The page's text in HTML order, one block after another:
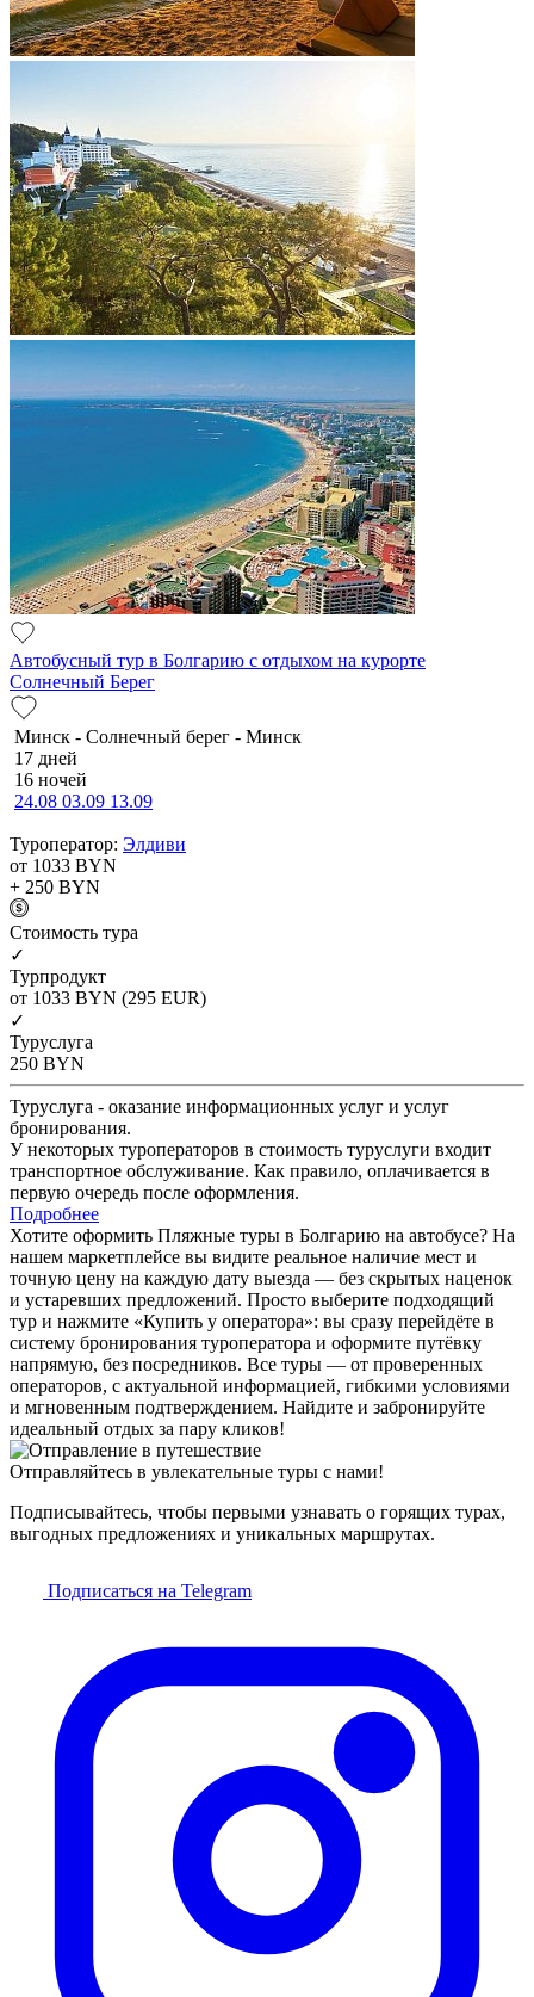
Автобусный тур в Болгарию с отдыхом на курорте
Солнечный Берег
Минск - Солнечный берег - Минск
17 дней
16 ночей
24.08 03.09 13.09
Туроператор: Элдиви
от 1033 BYN
+ 250 BYN
Cтоимость тура
✓
Турпродукт
от 1033 BYN (295 EUR)
✓
Туруслуга
250 BYN
Туруслуга - оказание информационных услуг и услуг
бронирования.
У некоторых туроператоров в стоимость туруслуги входит
транспортное обслуживание. Как правило, оплачивается в
первую очередь после оформления.
Подробнее
Хотите оформить Пляжные туры в Болгарию на автобусе? На
нашем маркетплейсе вы видите реальное наличие мест и
точную цену на каждую дату выезда — без скрытых наценок
и устаревших предложений. Просто выберите подходящий
тур и нажмите «Купить у оператора»: вы сразу перейдёте в
систему бронирования туроператора и оформите путёвку
напрямую, без посредников. Все туры — от проверенных
операторов, с актуальной информацией, гибкими условиями
и мгновенным подтверждением. Найдите и забронируйте
идеальный отдых за пару кликов!
Отправляйтесь в увлекательные туры с нами!
Подписывайтесь, чтобы первыми узнавать о горящих турах,
выгодных предложениях и уникальных маршрутах.
Подписаться на Telegram